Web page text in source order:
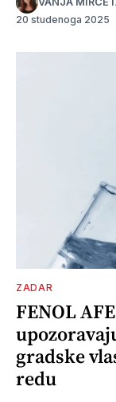
20 studenoga 2025
ZADAR
FENOL
gradske
redu